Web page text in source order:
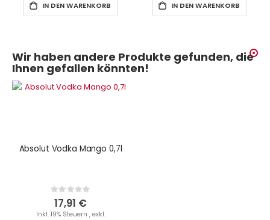
IN DEN WARENKORB IN DEN WARENKORB
Wir haben andere Produkte gefunden, die
Ihnen gefallen könnten!
Absolut Vodka Mango 0,7l
Rating:
0%
17,91 €
Inkl. 19% Steuern , exkl.